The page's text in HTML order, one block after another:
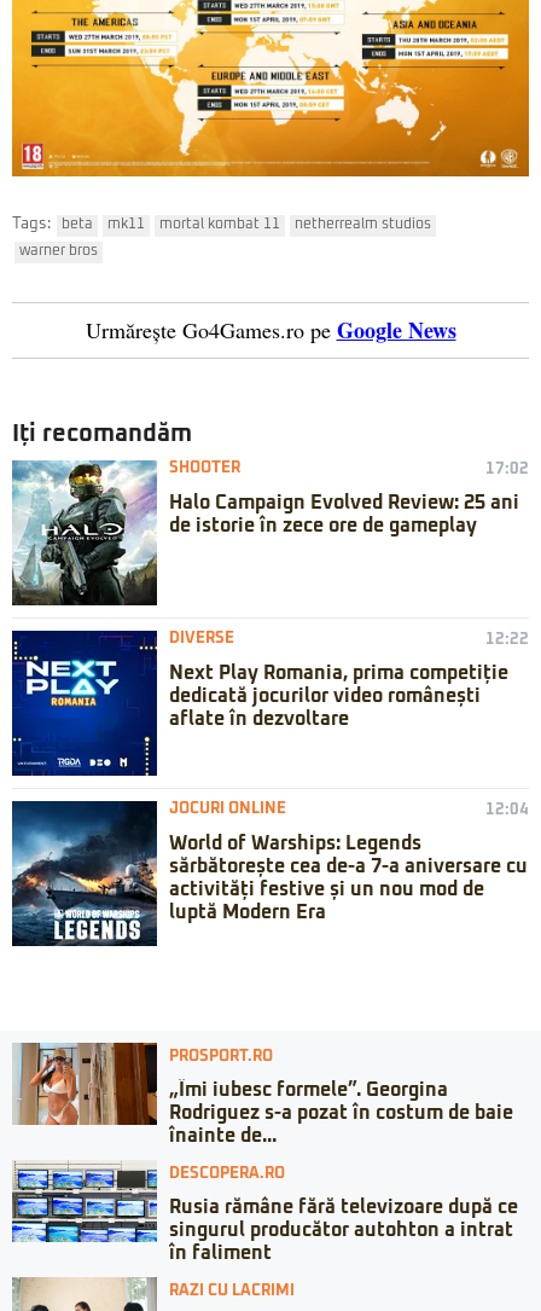
Tags: beta mk11 mortal kombat 11
netherrealm studios
warner bros
Urmărește Go4Games.ro pe Google News
Iți recomandăm
SHOOTER 17:02
Halo Campaign Evolved Review: 25 ani
de istorie în zece ore de gameplay
DIVERSE 12:22
Next Play Romania, prima competiție
dedicată jocurilor video românești
aflate în dezvoltare
JOCURI ONLINE 12:04
World of Warships: Legends
sărbătorește cea de-a 7-a aniversare cu
activități festive și un nou mod de
luptă Modern Era
PROSPORT.RO
„Îmi iubesc formele”. Georgina
Rodriguez s-a pozat în costum de baie
înainte de...
DESCOPERA.RO
Rusia rămâne fără televizoare după ce
singurul producător autohton a intrat
în faliment
RAZI CU LACRIMI